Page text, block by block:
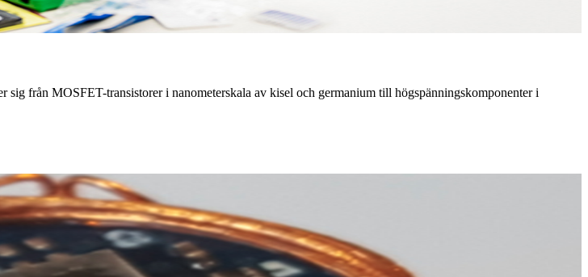
från MOSFET-transistorer i nanometerskala av kisel och germanium till högspänningskomponenter i